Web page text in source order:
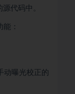
代码中。
：
动曝光校正的